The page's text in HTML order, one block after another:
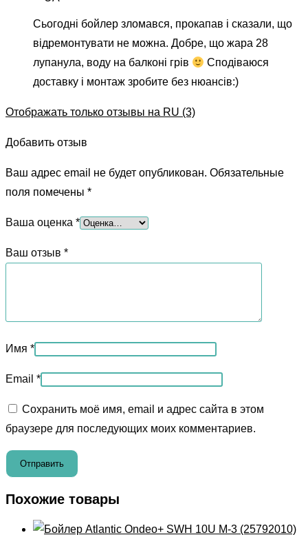
Сьогодні бойлер зломався, прокапав і сказали, що
відремонтувати не можна. Добре, що жара 28
лупанула, воду на балконі грів
Сподіваюся
доставку і монтаж зробите без нюансів:)
Отображать только отзывы на RU (3)
Добавить отзыв
Ваш адрес email не будет опубликован. Обязательные
поля помечены *
Ваша оценка *
Ваш отзыв *
Имя *
Email *
Сохранить моё имя, email и адрес сайта в этом
браузере для последующих моих комментариев.
Похожие товары